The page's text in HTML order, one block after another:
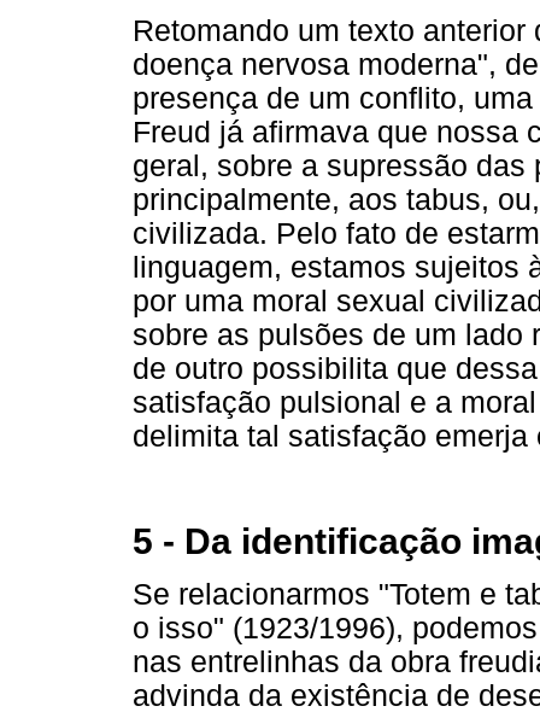
Retomando um texto
doença nervosa moderna",
presença de um conflito,
Freud já afirmava que nossa
geral, sobre a supressão
principalmente, aos tabus,
civilizada. Pelo fato de
linguagem, estamos sujeitos
por uma moral sexual
sobre as pulsões de um lado
de outro possibilita que
satisfação pulsional e a
delimita tal satisfação
5 - Da identificação
Se relacionarmos "Totem e
o isso" (1923/1996),
nas entrelinhas da obra
advinda da existência de